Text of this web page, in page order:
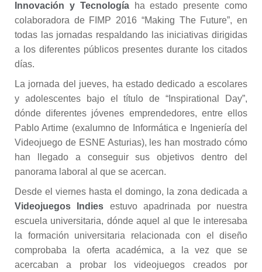
Innovación y Tecnologíaha estado presente como
colaboradora de FIMP 2016 “Making The Future”, en
todas las jornadas respaldando las iniciativas dirigidas
a los diferentes públicos presentes durante los citados
días.
La jornada del jueves, ha estado dedicado a escolares
y adolescentes bajo el título de “Inspirational Day”,
dónde diferentes jóvenes emprendedores, entre ellos
Pablo Artime (exalumno de Informática e Ingeniería del
Videojuego de ESNE Asturias), les han mostrado cómo
han llegado a conseguir sus objetivos dentro del
panorama laboral al que se acercan.
Desde el viernes hasta el domingo, la zona dedicada a
Videojuegos Indies estuvo apadrinada por nuestra
escuela universitaria, dónde aquel al que le interesaba
la formación universitaria relacionada con el diseño
comprobaba la oferta académica, a la vez que se
acercaban a probar los videojuegos creados por